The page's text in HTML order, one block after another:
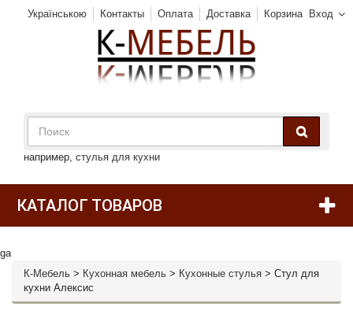
Вход
Українською Контакты Оплата Доставка Корзина
например, стулья для кухни
КАТАЛОГ ТОВАРОВ
ga
К-Мебель > Кухонная мебель > Кухонные стулья > Стул для
кухни Алексис